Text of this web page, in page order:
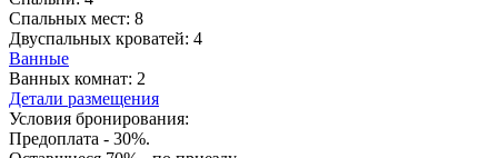
Спальных мест: 8
Двуспальных кроватей: 4
Ванные
Ванных комнат: 2
Детали размещения
Условия бронирования:
Предоплата - 30%.